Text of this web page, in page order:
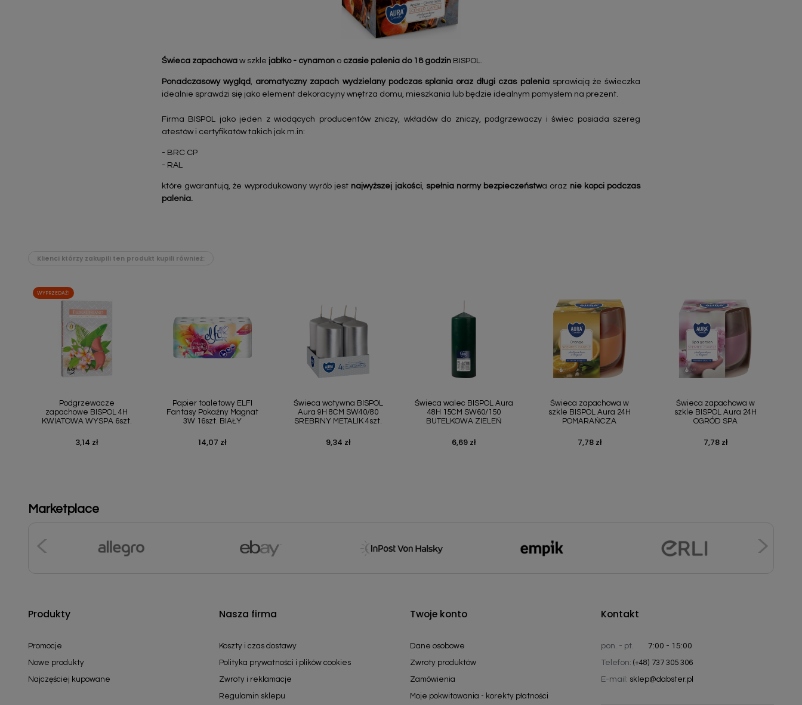
Świeca zapachowa w szkle jabłko - cynamon o czasie palenia do 18 godzin BISPOL.
Ponadczasowy wygląd , aromatyczny zapach wydzielany podczas splania oraz długi czas paleniasprawiają że świeczka
idealnie sprawdzi się jako element dekoracyjny wnętrza domu, mieszkania lub będzie idealnym pomysłem na prezent.
Firma BISPOL jako jeden z wiodących producentów zniczy, wkładów do zniczy, podgrzewaczy i świec posiada szereg
atestów i certyfikatów takich jak m.in:
- BRC CP
- RAL
które gwarantują, że wyprodukowany wyrób jest najwyższej jakości, spełnia normy bezpieczeństwa oraz nie kopci podczas
palenia.
Klienci którzy zakupili ten produkt kupili również:
Podgrzewacze
zapachowe BISPOL 4H
KWIATOWA WYSPA 6szt.
Cena
3,14 zł
WYPRZEDAŻ!
Papier toaletowy ELFI
Fantasy Pokaźny Magnat
3W 16szt. BIAŁY
Cena
14,07 zł
Świeca wotywna BISPOL
Aura 9H 8CM SW40/80
SREBRNY METALIK 4szt.
Cena
9,34 zł
Świeca walec BISPOL Aura
48H 15CM SW60/150
BUTELKOWA ZIELEŃ
Cena
6,69 zł
Świeca zapachowa w
szkle BISPOL Aura 24H
POMARAŃCZA
Cena
7,78 zł
Świeca zapachowa w
szkle BISPOL Aura 24H
OGRÓD SPA
Cena
7,78 zł
Marketplace
Produkty
Promocje
Nowe produkty
Najczęściej kupowane
Nasza firma
Koszty i czas dostawy
Polityka prywatności i plików cookies
Zwroty i reklamacje
Regulamin sklepu
Twoje konto
Dane osobowe
Zwroty produktów
Zamówienia
Moje pokwitowania - korekty płatności
Kontakt
pon. - pt.
7:00 - 15:00
Telefon: (+48) 737 305 306
E-mail: sklep@dabster.pl